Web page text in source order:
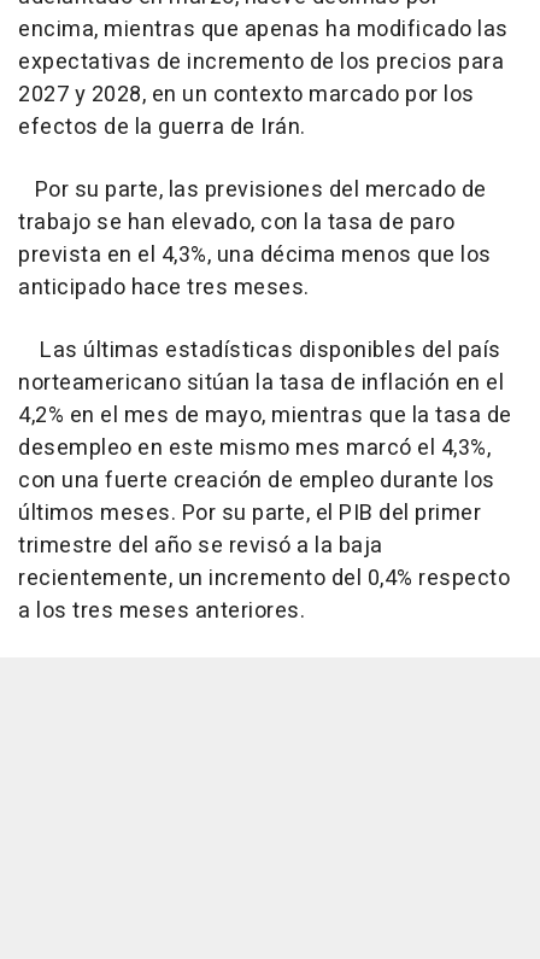
encima, mientras que apenas ha modificado las
expectativas de incremento de los precios para
2027 y 2028, en un contexto marcado por los
efectos de la guerra de Irán.
Por su parte, las previsiones del mercado de
trabajo se han elevado, con la tasa de paro
prevista en el 4,3%, una décima menos que los
anticipado hace tres meses.
Las últimas estadísticas disponibles del país
norteamericano sitúan la tasa de inflación en el
4,2% en el mes de mayo, mientras que la tasa de
desempleo en este mismo mes marcó el 4,3%,
con una fuerte creación de empleo durante los
últimos meses. Por su parte, el PIB del primer
trimestre del año se revisó a la baja
recientemente, un incremento del 0,4% respecto
a los tres meses anteriores.